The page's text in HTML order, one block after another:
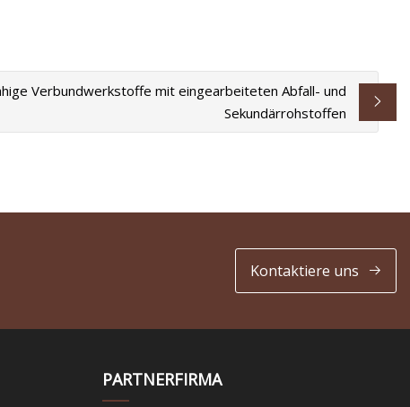
Verbundwerkstoffe mit eingearbeiteten Abfall- und
Sekundärrohstoffen
Kontaktiere uns
PARTNERFIRMA